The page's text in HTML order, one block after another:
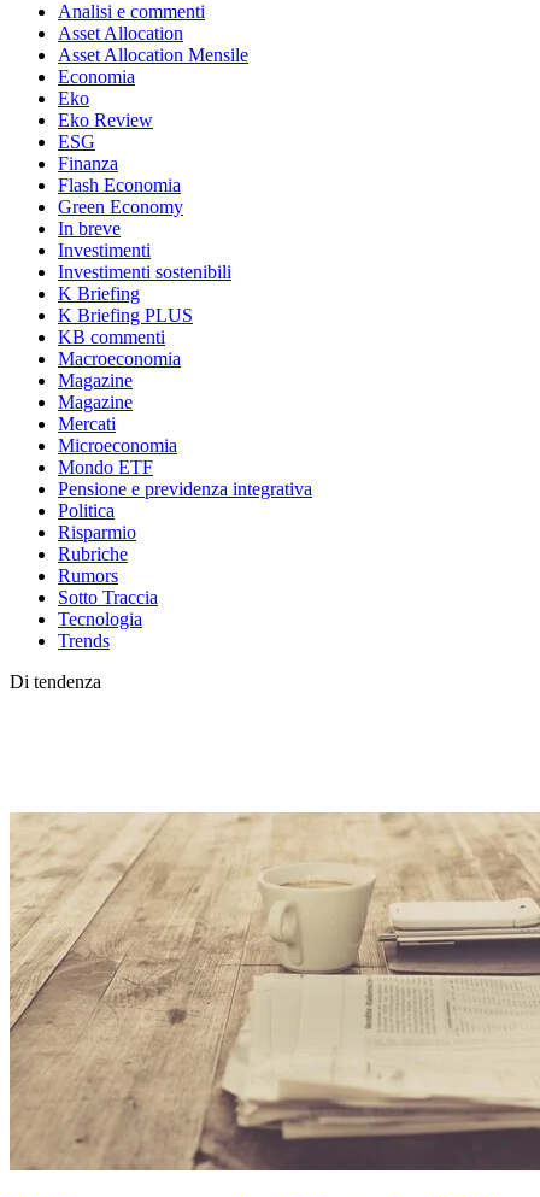
Analisi e commenti
Asset Allocation
Asset Allocation Mensile
Economia
Eko
Eko Review
ESG
Finanza
Flash Economia
Green Economy
In breve
Investimenti
Investimenti sostenibili
K Briefing
K Briefing PLUS
KB commenti
Macroeconomia
Magazine
Magazine
Mercati
Microeconomia
Mondo ETF
Pensione e previdenza integrativa
Politica
Risparmio
Rubriche
Rumors
Sotto Traccia
Tecnologia
Trends
Di tendenza